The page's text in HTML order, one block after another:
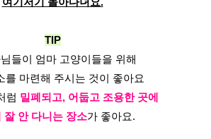
TIP
들이 엄마 고양이들을 위해
를 마련해 주시는 것이 좋아요
럼 밀폐되고, 어둡고 조용한 곳에
잘 안 다니는 장소가 좋아요.